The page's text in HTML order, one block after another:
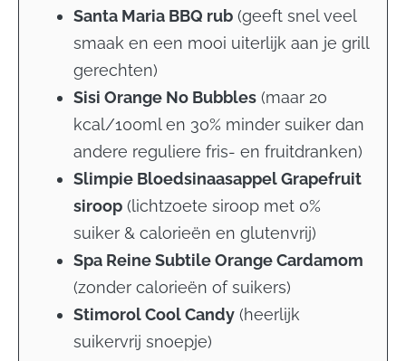
Santa Maria BBQ rub (geeft snel veel
smaak en een mooi uiterlijk aan je grill
gerechten)
Sisi Orange No Bubbles (maar 20
kcal/100ml en 30% minder suiker dan
andere reguliere fris- en fruitdranken)
Slimpie Bloedsinaasappel Grapefruit
siroop (lichtzoete siroop met 0%
suiker & calorieën en glutenvrij)
Spa Reine Subtile Orange Cardamom
(zonder calorieën of suikers)
Stimorol Cool Candy (heerlijk
suikervrij snoepje)